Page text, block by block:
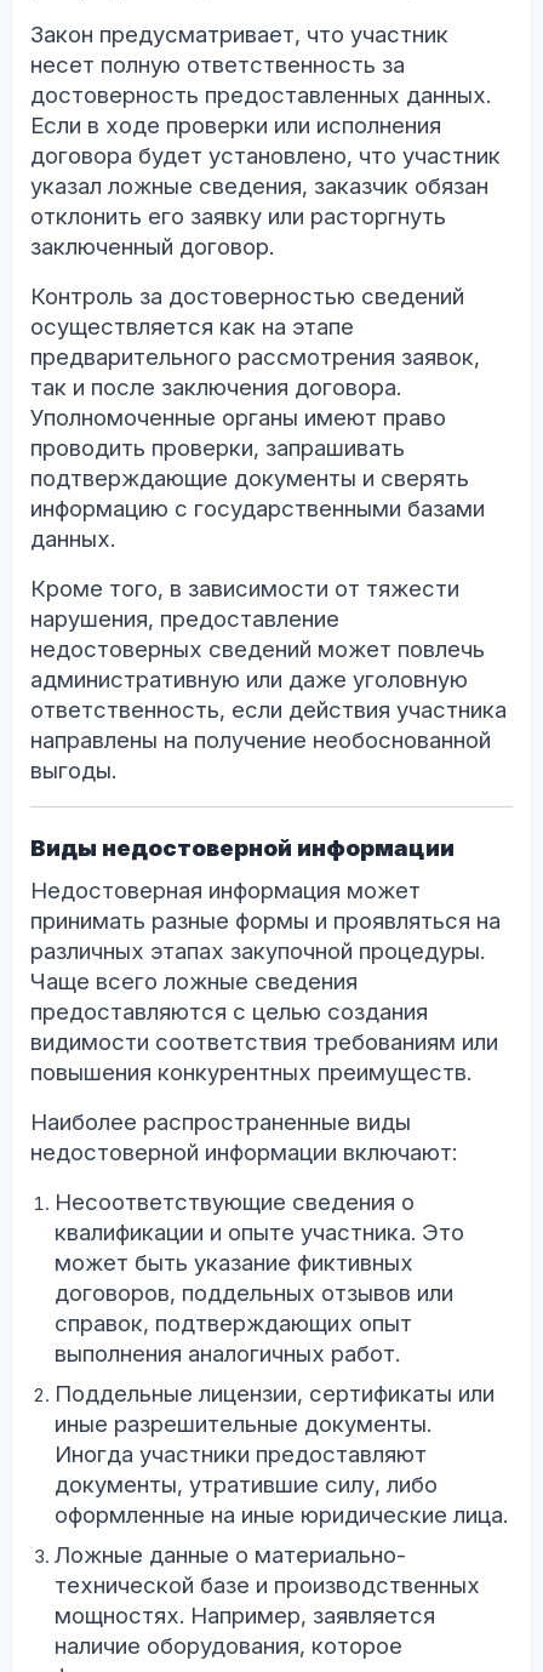
Закон предусматривает, что участник
несет полную ответственность за
достоверность предоставленных данных.
Если в ходе проверки или исполнения
договора будет установлено, что участник
указал ложные сведения, заказчик обязан
отклонить его заявку или расторгнуть
заключенный договор.
Контроль за достоверностью сведений
осуществляется как на этапе
предварительного рассмотрения заявок,
так и после заключения договора.
Уполномоченные органы имеют право
проводить проверки, запрашивать
подтверждающие документы и сверять
информацию с государственными базами
данных.
Кроме того, в зависимости от тяжести
нарушения, предоставление
недостоверных сведений может повлечь
административную или даже уголовную
ответственность, если действия участника
направлены на получение необоснованной
выгоды.
Виды недостоверной информации
Недостоверная информация может
принимать разные формы и проявляться на
различных этапах закупочной процедуры.
Чаще всего ложные сведения
предоставляются с целью создания
видимости соответствия требованиям или
повышения конкурентных преимуществ.
Наиболее распространенные виды
недостоверной информации включают:
Несоответствующие сведения о
квалификации и опыте участника. Это
может быть указание фиктивных
договоров, поддельных отзывов или
справок, подтверждающих опыт
выполнения аналогичных работ.
Поддельные лицензии, сертификаты или
иные разрешительные документы.
Иногда участники предоставляют
документы, утратившие силу, либо
оформленные на иные юридические лица.
Ложные данные о материально-
технической базе и производственных
мощностях. Например, заявляется
наличие оборудования, которое